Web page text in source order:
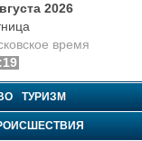
2026
время
ТУРИЗМ